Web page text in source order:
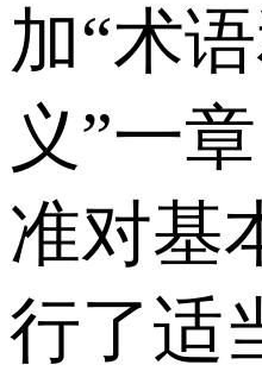
加“术
义”一
准对基
行了适